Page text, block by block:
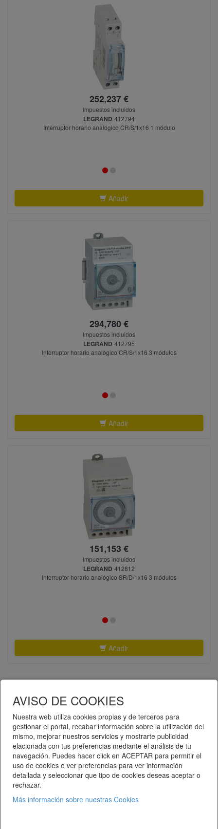
AVISO DE COOKIES
Nuestra web utiliza cookies propias y de terceros para
gestionar el portal, recabar información sobre la utilización del
mismo, mejorar nuestros servicios y mostrarte publicidad
elacionada con tus preferencias mediante el análisis de tu
navegación. Puedes hacer click en ACEPTAR para permitir el
uso de cookies o ver preferencias para ver información
detallada y seleccionar que tipo de cookies deseas aceptar o
rechazar.
Más información sobre nuestras Cookies
252,237 €
Impuestos incluidos
LEGRAND 412794
Interruptor horario analógico CR/S/1x16 1 módulo
Añadir
294,780 €
Impuestos incluidos
LEGRAND 412795
Interruptor horario analógico CR/S/1x16 3 módulos
Añadir
151,153 €
Impuestos incluidos
LEGRAND 412812
Interruptor horario analógico SR/D/1x16 3 módulos
Añadir
Telematel eCommerce v14.3.37 © 2026
Telematel S.L.